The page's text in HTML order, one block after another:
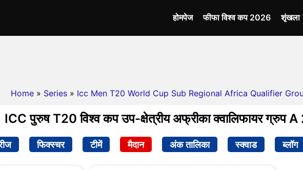
होमपेज फीफा विश्व कप 2026
Home » Series » Icc Men T20 World Cup Sub Regional Africa Qualifier
ICC पुरुष T20 विश्व कप उप-क्षेत्रीय अफ्रीका क्वालिफायर ग्रुप
फिक्स्चर टीमें मैदान अंक तालिका स्क्वाड ब्लॉग